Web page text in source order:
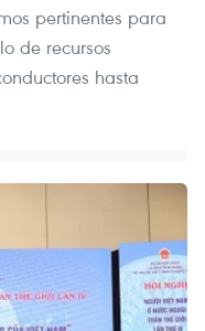
pertinentes para
de recursos
hasta